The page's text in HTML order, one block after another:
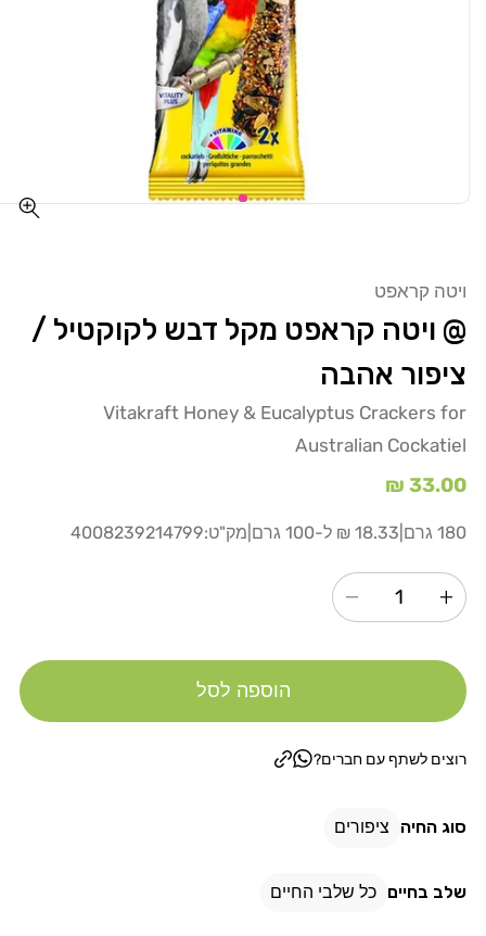
ויטה קראפט
@ ויטה קראפט מקל דבש לקוקטיל /
ציפור אהבה
Vitakraft Honey & Eucalyptus Crackers for
Australian Cockatiel
מחיר
רגיל
33.00 ₪
180 גרם 18.33 ₪ ל-100 גרם מק"ט:4008239214799
הגדל
עבור
ויטה
קראפט
ציפור
הקטנת
ויטה
קראפט
ציפור
הוספה לסל
רוצים לשתף עם חברים?
סוג החיה ציפורים
שלב בחיים כל שלבי החיים